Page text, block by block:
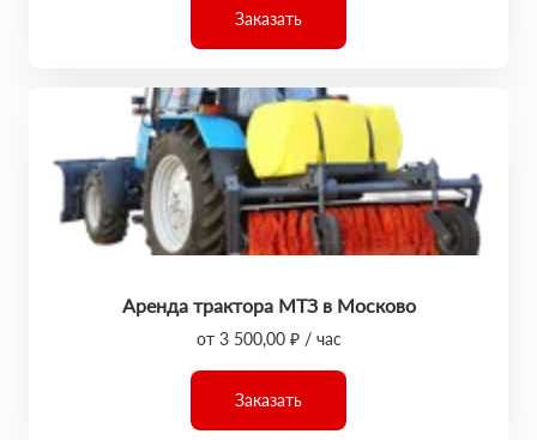
Заказать
Аренда трактора МТЗ в Москово
от 3 500,00 ₽ / час
Заказать